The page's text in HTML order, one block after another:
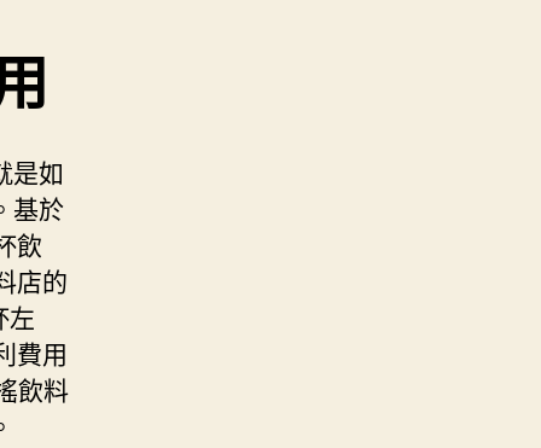
是如
基於
飲
店的
左
費用
飲料